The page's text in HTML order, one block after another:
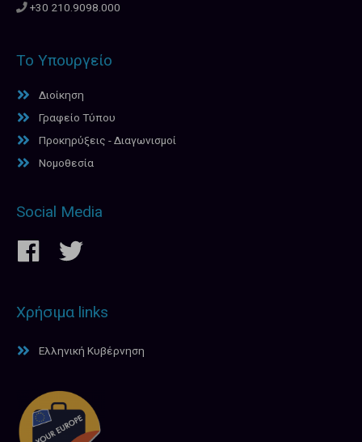
+30 210.9098.000
Το Υπουργείο
Διοίκηση
Γραφείο Τύπου
Προκηρύξεις - Διαγωνισμοί
Νομοθεσία
Social Media
Χρήσιμα links
Ελληνική Κυβέρνηση